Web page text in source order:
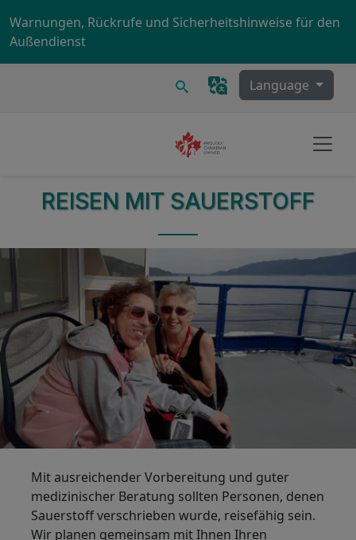
Warnungen, Rückrufe und Sicherheitshinweise für den
Außendienst
Suchen Language
REISEN MIT SAUERSTOFF
Mit ausreichender Vorbereitung und guter
medizinischer Beratung sollten Personen, denen
Sauerstoff verschrieben wurde, reisefähig sein.
Wir planen gemeinsam mit Ihnen Ihren